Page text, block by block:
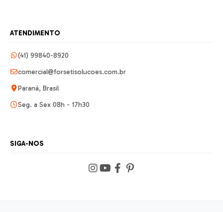
ATENDIMENTO
(41) 99840-8920
comercial@forsetisolucoes.com.br
Paraná, Brasil
Seg. a Sex 08h - 17h30
SIGA-NOS